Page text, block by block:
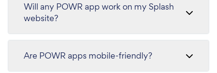
Will any POWR app work on my Splash
website?
Are POWR apps mobile-friendly?